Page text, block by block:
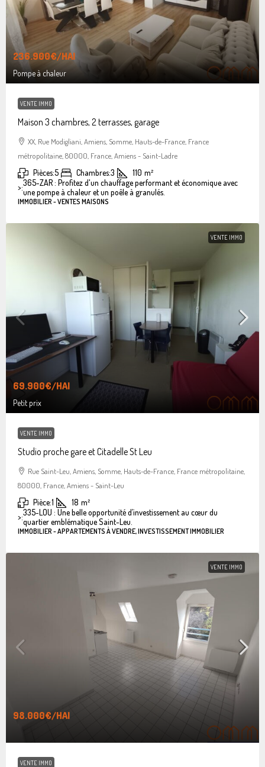
236.900€/HAI
Pompe à chaleur
VENTE IMMO
Maison 3 chambres, 2 terrasses, garage
XX, Rue Modigliani, Amiens, Somme, Hauts-de-France, France
métropolitaine, 80000, France, Amiens - Saint-Ladre
Pièces:5 Chambres:3 110 m²
>:365-ZAR : Profitez d'un chauffage performant et économique avec
une pompe à chaleur et un poêle à granulés.
IMMOBILIER - VENTES MAISONS
VENTE IMMO
69.900€/HAI
Petit prix
VENTE IMMO
Studio proche gare et Citadelle St Leu
Rue Saint-Leu, Amiens, Somme, Hauts-de-France, France métropolitaine,
80000, France, Amiens - Saint-Leu
Pièce:1 18 m²
>:335-LOU : Une belle opportunité d’investissement au cœur du
quartier emblématique Saint-Leu.
IMMOBILIER - APPARTEMENTS À VENDRE, INVESTISSEMENT IMMOBILIER
VENTE IMMO
98.000€/HAI
VENTE IMMO